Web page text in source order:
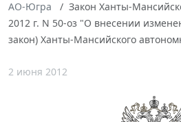
АО-Югра
Закон Ханты-
2012 г. N 50-оз "О внесении
закон) Ханты-Мансийского
2 июня 2012